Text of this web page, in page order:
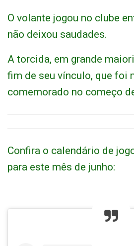
O volante jogou no clube
não deixou saudades.
A torcida, em grande
fim de seu vínculo, que foi
comemorado no começo
Confira o calendário de
para este mês de junho: